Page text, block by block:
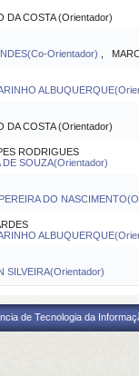
DA COSTA (Orientador)
Orientador) ,
DA COSTA (Orientador)
RODRIGUES
DE SOUZA(Orientador)
DO
SILVEIRA(Orientador)
de Tecnologia da